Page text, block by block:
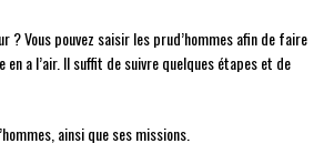
? Vous pouvez saisir les prud’hommes afin de faire
a l’air. Il suffit de suivre quelques étapes et de
ainsi que ses missions.